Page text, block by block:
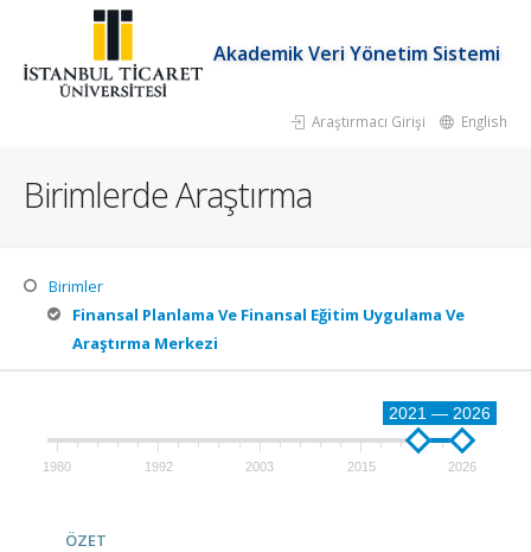
Akademik Veri Yönetim Sistemi
Araştırmacı Girişi English
Birimlerde Araştırma
Birimler
Finansal Planlama Ve Finansal Eğitim Uygulama Ve
Araştırma Merkezi
2021 — 2026
1980 1992 2003 2015 2026
ÖZET